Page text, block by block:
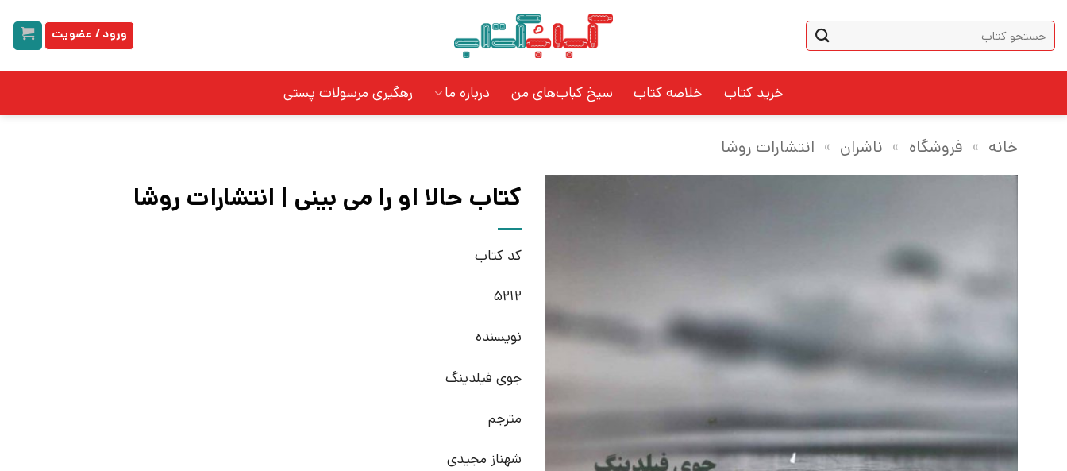
content
جستجو
برای:
ورود / عضویت
خرید کتاب خلاصه کتاب سیخ کباب‌های من درباره ما رهگیری مرسولات پستی
خانه » فروشگاه » ناشران » انتشارات روشا
کتاب حالا او را می بینی | انتشارات روشا
کد کتاب
5212
نویسنده
جوی فیلدینگ
مترجم
شهناز مجیدی